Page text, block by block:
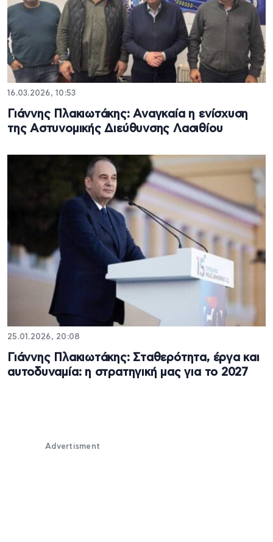
16.03.2026, 10:53
Γιάννης Πλακιωτάκης: Αναγκαία η ενίσχυση
της Αστυνομικής Διεύθυνσης Λασιθίου
25.01.2026, 20:08
Γιάννης Πλακιωτάκης: Σταθερότητα, έργα και
αυτοδυναμία: η στρατηγική μας για το 2027
Advertisment